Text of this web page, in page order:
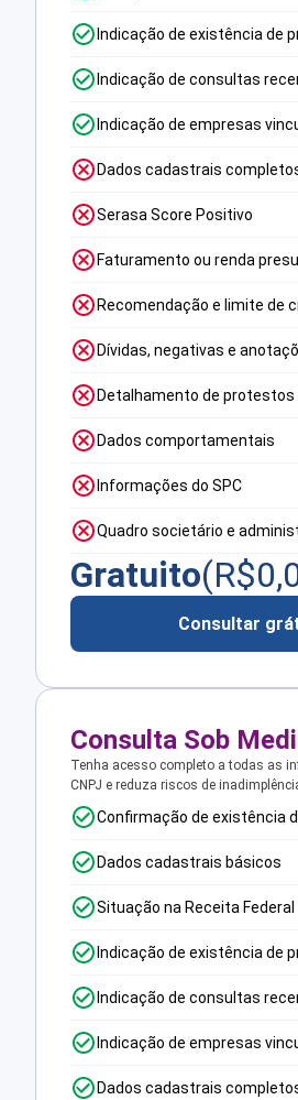
Indicação de existência de
Indicação de consultas
Indicação de empresas
Dados cadastrais
Serasa Score Positivo
Faturamento ou renda
Recomendação e limite de
Dívidas, negativas e
Detalhamento de protestos
Dados comportamentais
Informações do SPC
Quadro societário e
Gratuito(R$
Consultar
Consulta Sob
Tenha acesso completo a todas as
CNPJ e reduza riscos de
Confirmação de existência
Dados cadastrais básicos
Situação na Receita Federal
Indicação de existência de
Indicação de consultas
Indicação de empresas
Dados cadastrais